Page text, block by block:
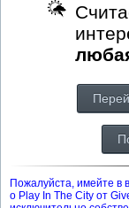
Пожалуйста, имейте в
о Play In The City от